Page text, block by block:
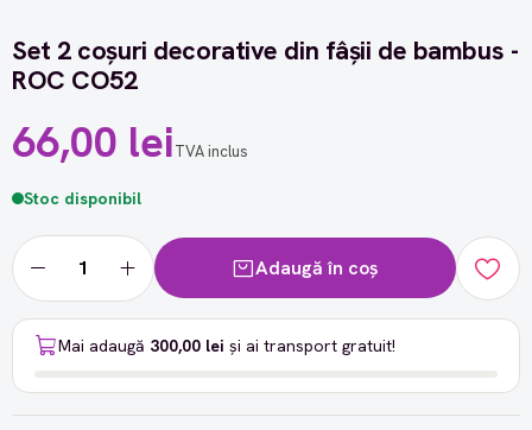
Set 2 coșuri decorative din fâșii de bambus -
ROC CO52
66,00 leiTVA inclus
Stoc disponibil
Adaugă în coș
Mai adaugă 300,00 lei și ai transport gratuit!